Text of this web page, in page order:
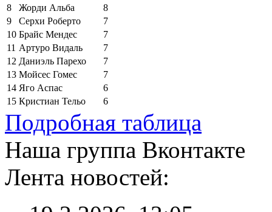
8
Жорди Альба
8
9
Серхи Роберто
7
10 Брайс Мендес
7
11 Артуро Видаль
7
12 Даниэль Парехо
7
13 Мойсес Гомес
7
14 Яго Аспас
6
15 Кристиан Тельо 6
Подробная таблица
Наша группа Вконтакте
Лента новостей: